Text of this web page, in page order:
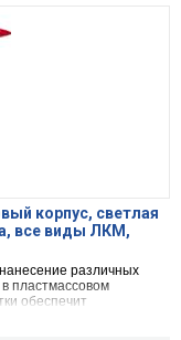
корпус, светлая
все виды ЛКМ,
различных
пластмассовом
обеспечит